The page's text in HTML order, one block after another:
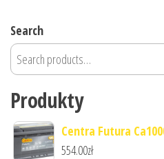
Search
Produkty
Centra Futura
554.00zł